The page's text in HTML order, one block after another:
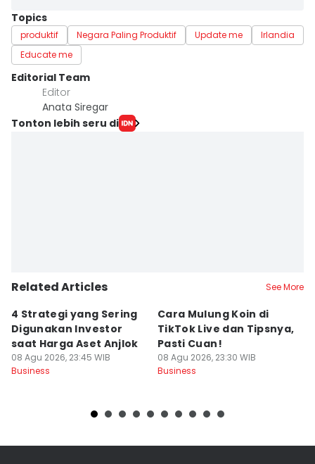
Topics
produktif Negara Paling Produktif Update me
Irlandia
Educate me
Editorial Team
Editor
Anata Siregar
Tonton lebih seru di
Related Articles See More
4 Strategi yang Sering
Digunakan Investor
saat Harga Aset Anjlok
08 Agu 2026, 23:45 WIB
Business
Cara Mulung Koin di
TikTok Live dan Tipsnya,
Pasti Cuan!
08 Agu 2026, 23:30 WIB
Business